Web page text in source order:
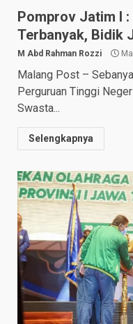
Pomprov Jatim I :
Terbanyak, Bidik
M Abd Rahman Rozzi
Malang Post –
Perguruan Tinggi
Swasta...
Selengkapnya